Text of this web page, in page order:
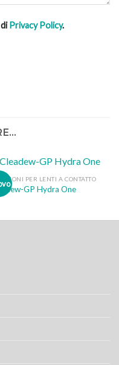
Privacy Policy.
PER LENTI A CONTATTO
GP Hydra One